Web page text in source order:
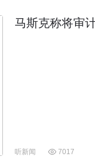
马斯克称将审
听新闻 7017